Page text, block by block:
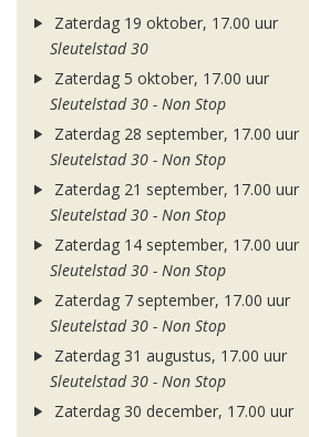
Zaterdag 19 oktober, 17.00 uur
Sleutelstad 30
Zaterdag 5 oktober, 17.00 uur
Sleutelstad 30 - Non Stop
Zaterdag 28 september, 17.00 uur
Sleutelstad 30 - Non Stop
Zaterdag 21 september, 17.00 uur
Sleutelstad 30 - Non Stop
Zaterdag 14 september, 17.00 uur
Sleutelstad 30 - Non Stop
Zaterdag 7 september, 17.00 uur
Sleutelstad 30 - Non Stop
Zaterdag 31 augustus, 17.00 uur
Sleutelstad 30 - Non Stop
Zaterdag 30 december, 17.00 uur